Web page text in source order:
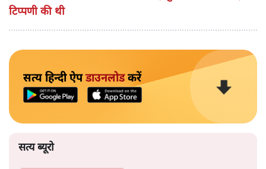
टिप्पणी की थी
सत्य हिन्दी ऐपडाउनलोडकरें
सत्य ब्यूरो